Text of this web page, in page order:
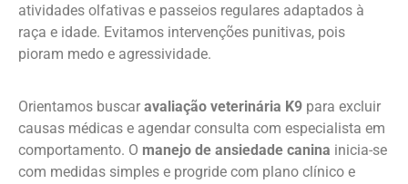
atividades olfativas e passeios regulares adaptados à
raça e idade. Evitamos intervenções punitivas, pois
pioram medo e agressividade.
Orientamos buscar avaliação veterinária K9 para excluir
causas médicas e agendar consulta com especialista em
comportamento. O manejo de ansiedade canina inicia-se
com medidas simples e progride com plano clínico e